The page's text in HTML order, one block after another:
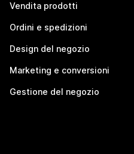
Vendita prodotti
Ordini e spedizioni
Design del negozio
Marketing e conversioni
Gestione del negozio